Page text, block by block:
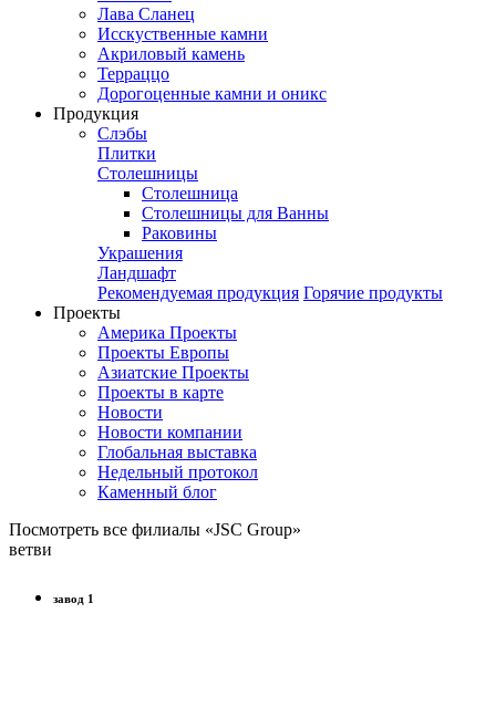
Лава Сланец
Исскуственные камни
Акриловый камень
Терраццо
Дорогоценные камни и оникс
Продукция
Слэбы
Плитки
Столешницы
Столешница
Столешницы для Ванны
Раковины
Украшения
Ландшафт
Рекомендуемая продукция Горячие продукты
Проекты
Америка Проекты
Проекты Европы
Азиатские Проекты
Проекты в карте
Новости
Новости компании
Глобальная выставка
Недельный протокол
Каменный блог
Посмотреть все филиалы «JSC Group»
ветви
завод 1